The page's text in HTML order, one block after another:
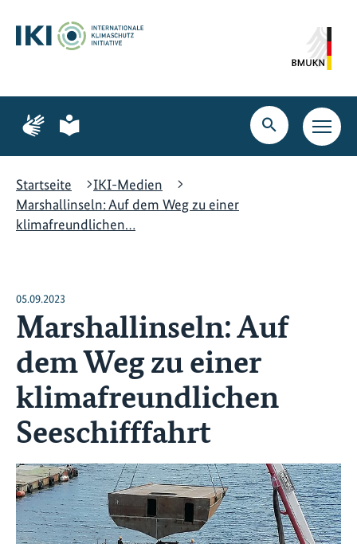
Hauptinhalt
springen
Suche
springen
Hauptnavigation
springen
Zur
Seite
Gebärdensprache
Zur
Seite
leichte
Suche
öffnen
Startseite
IKI-Medien
Marshallinseln: Auf dem Weg zu einer
klimafreundlichen…
05.09.2023
Marshallinseln: Auf
dem Weg zu einer
klimafreundlichen
Seeschifffahrt